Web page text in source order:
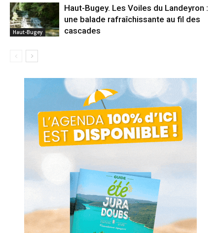
Haut-Bugey
Haut-Bugey. Les Voiles du Landeyron :
une balade rafraîchissante au fil des
cascades